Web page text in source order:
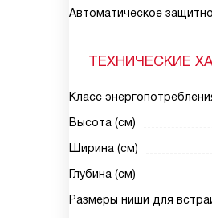
Автоматическое
ТЕХНИЧЕСКИЕ
Класс
Высота (см)
Ширина (см)
Глубина (см)
Размеры ниши для